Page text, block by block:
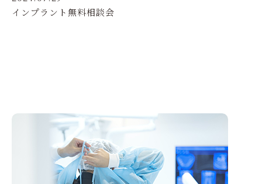
インプラント無料相談会